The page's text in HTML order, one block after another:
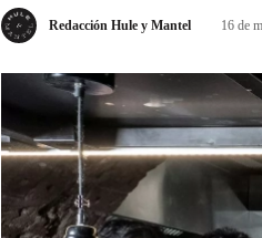
Redacción Hule y Mantel 16 de